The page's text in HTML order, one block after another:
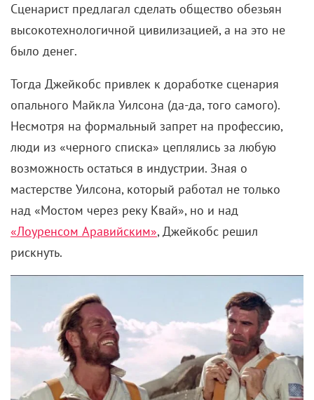
Сценарист предлагал сделать общество обезьян
высокотехнологичной цивилизацией, а на это не
было денег.
Тогда Джейкобс привлек к доработке сценария
опального Майкла Уилсона (да-да, того самого).
Несмотря на формальный запрет на профессию,
люди из «черного списка» цеплялись за любую
возможность остаться в индустрии. Зная о
мастерстве Уилсона, который работал не только
над «Мостом через реку Квай», но и над
«Лоуренсом Аравийским», Джейкобс решил
рискнуть.